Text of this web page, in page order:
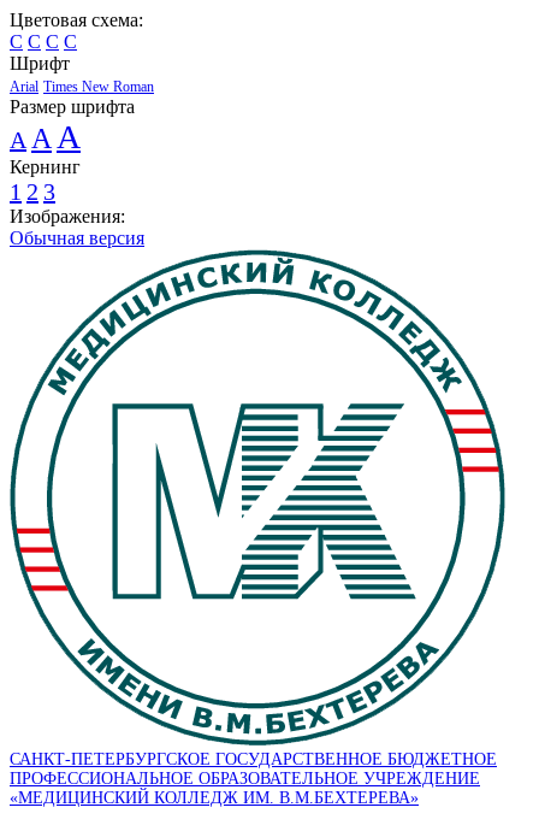
Цветовая схема:
C C C C
Шрифт
Arial Times New Roman
Размер шрифта
A A A
Кернинг
1 2 3
Изображения:
Обычная версия
САНКТ-ПЕТЕРБУРГСКОЕ ГОСУДАРСТВЕННОЕ БЮДЖЕТНОЕ
ПРОФЕССИОНАЛЬНОЕ ОБРАЗОВАТЕЛЬНОЕ УЧРЕЖДЕНИЕ
«МЕДИЦИНСКИЙ КОЛЛЕДЖ ИМ. В.М.БЕХТЕРЕВА»